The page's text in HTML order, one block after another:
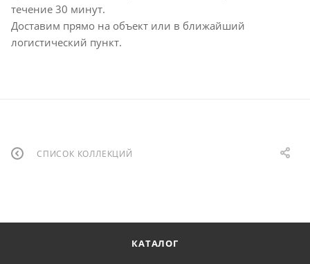
течение 30 минут.
Доставим прямо на объект или в ближайший
логистический пункт.
СПИСОК КОЛЛЕКЦИЙ
КАТАЛОГ